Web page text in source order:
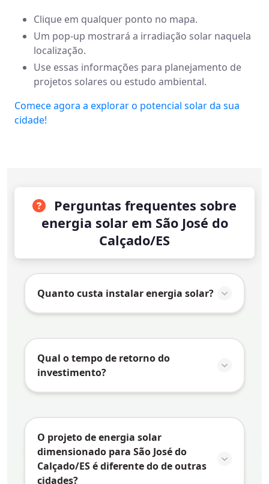
Clique em qualquer ponto no mapa.
Um pop-up mostrará a irradiação solar naquela
localização.
Use essas informações para planejamento de
projetos solares ou estudo ambiental.
Comece agora a explorar o potencial solar da sua
cidade!
Perguntas frequentes sobre
energia solar em São José do
Calçado/ES
Quanto custa instalar energia solar?
São José do Calçado/ESvaria conforme
vários fatores:
Consumo de energia:
consumo, maior o sistema necessário e
complexos podem exigir estruturas
especiais
Tamanho do sistema:
Qual o tempo de retorno do
investimento?
(payback) em energia solar depende de
vários fatores específicos de
Calçado/ES:
Tarifa de energia:Quanto maior a tarifa
O projeto de energia solar
dimensionado para São José do
Calçado/ES é diferente do de outras
cidades?